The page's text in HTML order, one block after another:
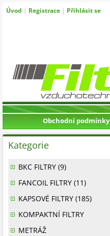
Úvod | Registrace | Přihlásit se
Obchodní podmínky
Kategorie
BKC FILTRY (9)
FANCOIL FILTRY (11)
KAPSOVÉ FILTRY (185)
KOMPAKTNÍ FILTRY
METRÁŽ